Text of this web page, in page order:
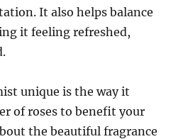
It also helps balance
it feeling refreshed,
unique is the way it
of roses to benefit your
the beautiful fragrance